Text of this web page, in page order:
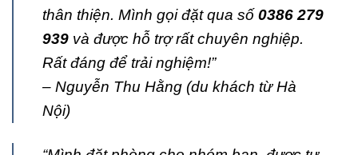
thân thiện. Mình gọi đặt qua số0386 279
939 và được hỗ trợ rất chuyên nghiệp.
Rất đáng để trải nghiệm!”
– Nguyễn Thu Hằng (du khách từ Hà
Nội)